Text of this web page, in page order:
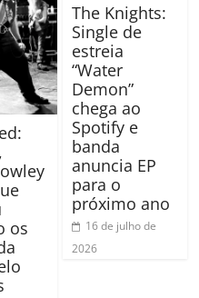
os
The Knights:
Single de
estreia
“Water
Demon”
chega ao
Spotify e
banda
anuncia EP
para o
próximo ano
16 de julho de
2026